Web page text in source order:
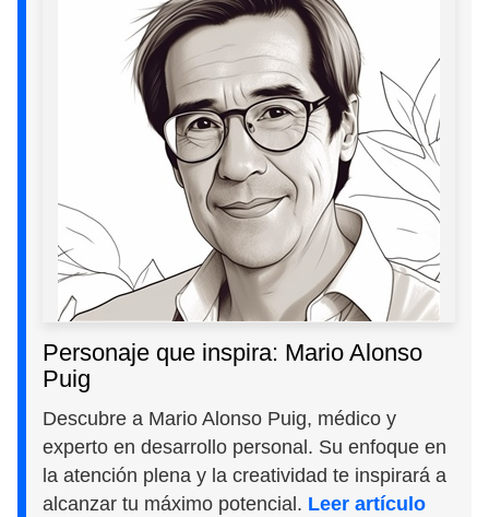
Personaje que inspira: Mario Alonso
Puig
Descubre a Mario Alonso Puig, médico y
experto en desarrollo personal. Su enfoque en
la atención plena y la creatividad te inspirará a
alcanzar tu máximo potencial. Leer artículo